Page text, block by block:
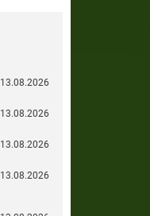
13.08.2026
13.08.2026
13.08.2026
13.08.2026